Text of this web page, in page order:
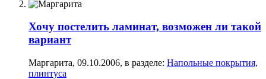
Хочу постелить ламинат, возможен ли такой
вариант
Маргарита, 09.10.2006, в разделе: Напольные покрытия,
плинтуса